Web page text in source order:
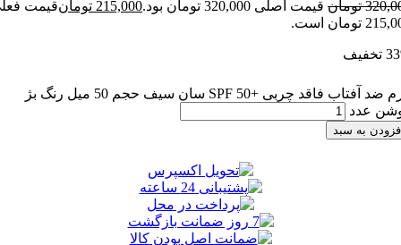
تومان قیمت اصلی 320,000 تومان بود. 215,000 تومانقیمت فعلی
كرم ضد آفتاب فاقد چربی +SPF 50 سان سیف حجم 50 میل رنگ بژ
به سبد